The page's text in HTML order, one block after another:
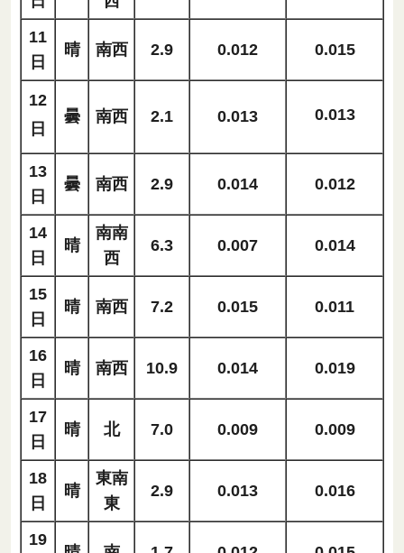
11
日
晴 南西 2.9 0.012 0.015
12
日
曇 南西 2.1 0.013 0.013
13
日
曇 南西 2.9 0.014 0.012
14
日
晴
南南
西
6.3 0.007 0.014
15
日
晴 南西 7.2 0.015 0.011
16
日
晴 南西 10.9 0.014 0.019
17
日
晴 北 7.0 0.009 0.009
18
日
晴
東南
東
2.9 0.013 0.016
19